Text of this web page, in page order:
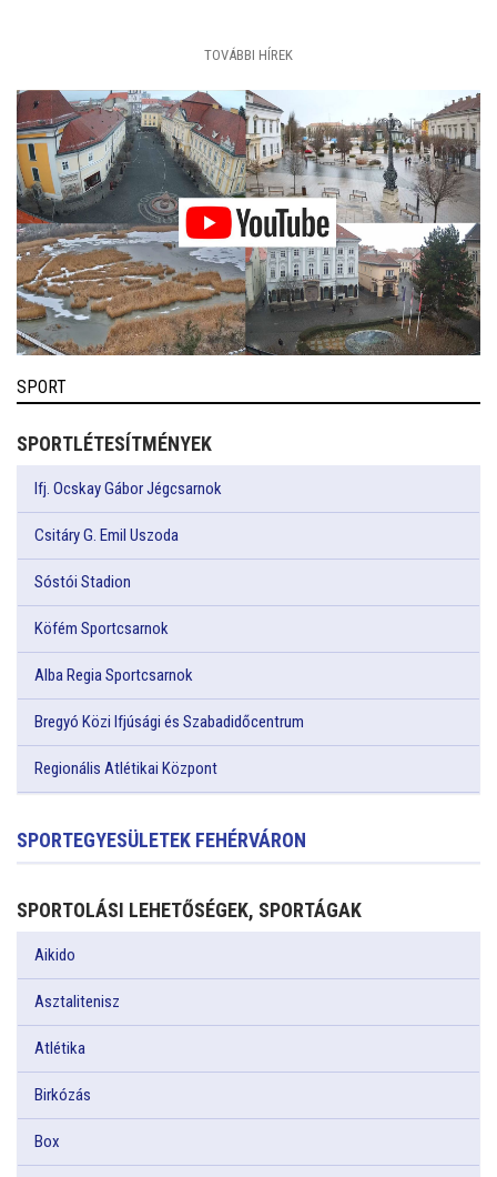
TOVÁBBI HÍREK
SPORT
SPORTLÉTESÍTMÉNYEK
Ifj. Ocskay Gábor Jégcsarnok
Csitáry G. Emil Uszoda
Sóstói Stadion
Köfém Sportcsarnok
Alba Regia Sportcsarnok
Bregyó Közi Ifjúsági és Szabadidőcentrum
Regionális Atlétikai Központ
SPORTEGYESÜLETEK FEHÉRVÁRON
SPORTOLÁSI LEHETŐSÉGEK, SPORTÁGAK
Aikido
Asztalitenisz
Atlétika
Birkózás
Box